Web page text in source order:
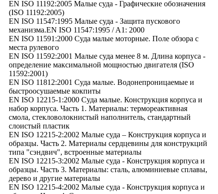
EN ISO 11192:2005 Малые суда - Графические обозначения
(ISO 11192:2005)
EN ISO 11547:1995 Малые суда - Защита пускового
механизма.EN ISO 11547:1995 / A1: 2000
EN ISO 11591:2000 Суда малые моторные. Поле обзора с
места рулевого
EN ISO 11592:2001 Малые суда менее 8 м. Длина корпуса -
определение максимальной мощностью двигателя (ISO
11592:2001)
EN ISO 11812:2001 Суда малые. Водонепроницаемые и
быстроосушаемые кокпиты
EN ISO 12215-1:2000 Суда малые. Конструкция корпуса и
набор корпуса. Часть 1. Материалы: термореактивная
смола, стекловолокнистый наполнитель, стандартный
слоистый пластик
EN ISO 12215-2:2002 Малые суда – Конструкция корпуса и
образцы. Часть 2. Материалы сердцевины для конструкций
типа "сэндвич", встроенные материалы
EN ISO 12215-3:2002 Малые суда - Конструкция корпуса и
образцы. Часть 3. Материалы: сталь, алюминиевые сплавы,
дерево и другие материалы
EN ISO 12215-4:2002 Малые суда - Конструкция корпуса и